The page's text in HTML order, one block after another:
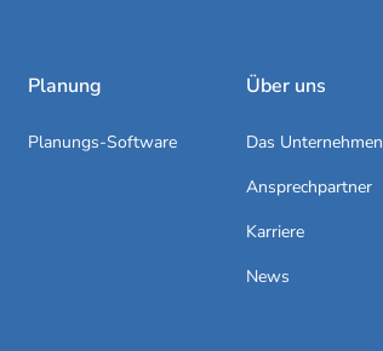
Planung
Planungs-Software
Über uns
Das Unternehmen
Ansprechpartner
Karriere
News